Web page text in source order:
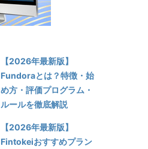
【2026年最新版】
Fundoraとは？特徴・始
め方・評価プログラム・
ルールを徹底解説
【2026年最新版】
Fintokeiおすすめプラン